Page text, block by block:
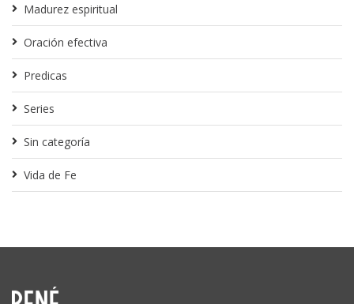
Madurez espiritual
Oración efectiva
Predicas
Series
Sin categoría
Vida de Fe